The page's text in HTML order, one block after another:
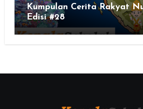
Kumpulan Cerita Rakyat
Edisi #28